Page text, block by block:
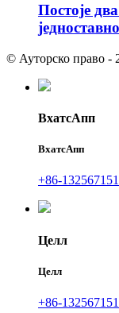
Постоје
© Ауторско право -
ВхатсАпп
ВхатсАпп
+86-
Целл
Целл
+86-